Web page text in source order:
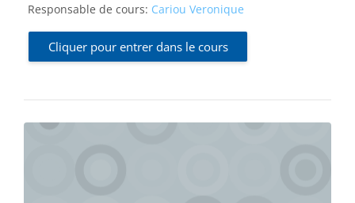
Responsable de cours: Cariou Veronique
Cliquer pour entrer dans le cours